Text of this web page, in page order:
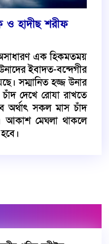
ও হাদীছ শরীফ
এক হিকমতময়
ইবাদত-বন্দেগীর
সম্মানিত হজ্জ উনার
দেখে রোযা রাখতে
অর্থাৎ সকল মাস চাঁদ
আকাশ মেঘলা থাকলে